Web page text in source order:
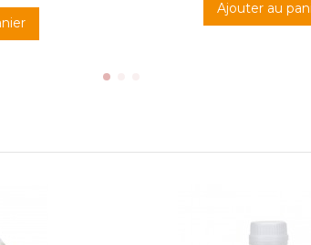
Ajouter au